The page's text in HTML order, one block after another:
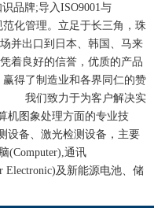
品牌;导入ISO9001与
范化管理。立足于长三角，珠
并出口到日本、韩国、马来
着良好的信誉，优质的产品
得了制造业和各界同仁的赞
我们致力于为客户解决实
机图象处理方面的专业技
设备、激光检测设备，主要
(Computer),通讯
Electronic)及新能源电池、储